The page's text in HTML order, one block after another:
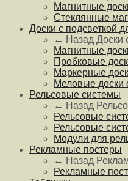
Магнитные
Стеклянные
Доски с подсветкой
← Назад Доски
Магнитные
Пробковые
Маркерные
Меловые доски
Рельсовые системы
← Назад
Рельсовые
Рельсовые
Модули для
Рекламные постеры
← Назад
Рекламные